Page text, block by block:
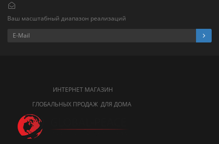
Ваш масштабный диапазон реализаций
ИНТЕРНЕТ МАГАЗИН
ГЛОБАЛЬНЫХ ПРОДАЖ ДЛЯ ДОМА